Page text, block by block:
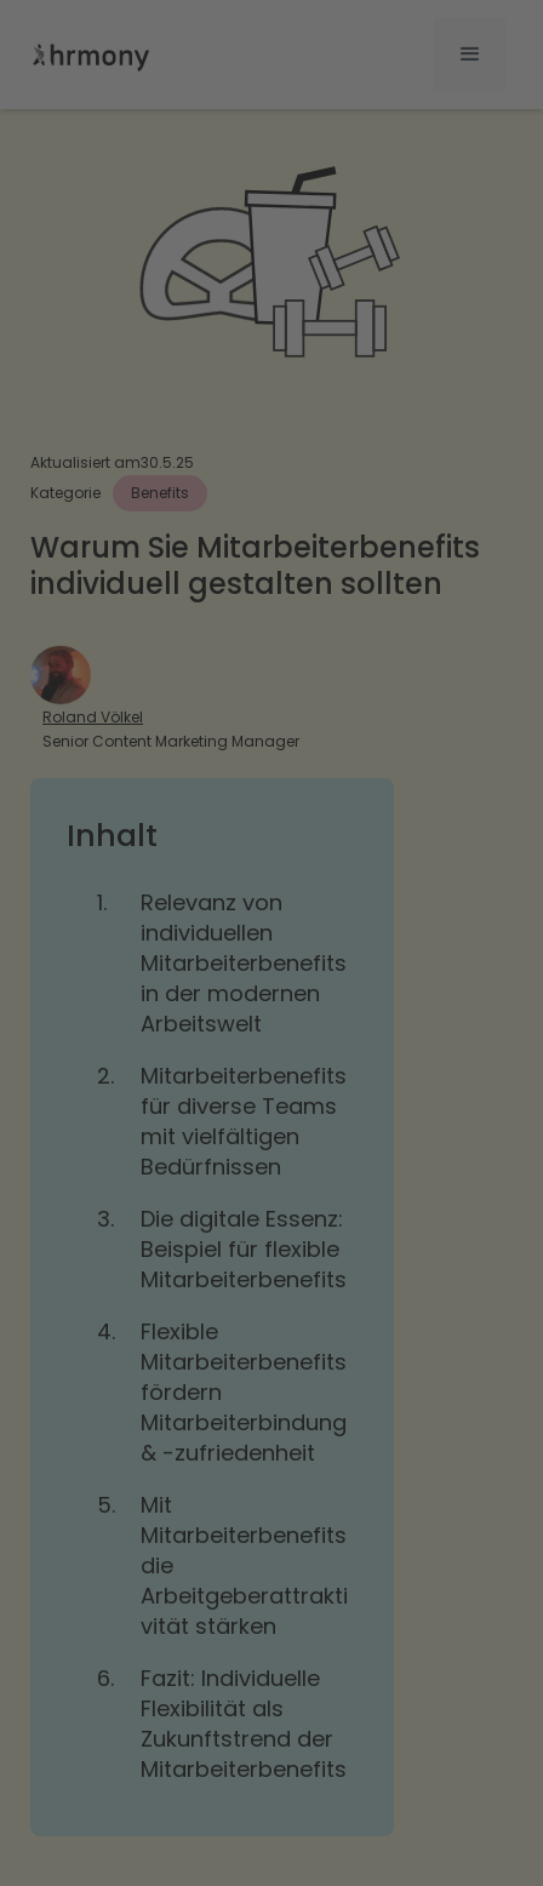
Aktualisiert am30.5.25
Kategorie
Benefits
Warum Sie Mitarbeiterbenefits
individuell gestalten sollten
Roland Völkel
Senior Content Marketing Manager
Inhalt
1.
Relevanz von
individuellen
Mitarbeiterbenefits
in der modernen
Arbeitswelt
2.
Mitarbeiterbenefits
für diverse Teams
mit vielfältigen
Bedürfnissen
3.
Die digitale Essenz:
Beispiel für flexible
Mitarbeiterbenefits
4.
Flexible
Mitarbeiterbenefits
fördern
Mitarbeiterbindung
& -zufriedenheit
5.
Mit
Mitarbeiterbenefits
die
Arbeitgeberattrakti
vität stärken
6.
Fazit: Individuelle
Flexibilität als
Zukunftstrend der
Mitarbeiterbenefits